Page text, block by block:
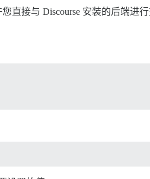
接与 Discourse 安装的后端进